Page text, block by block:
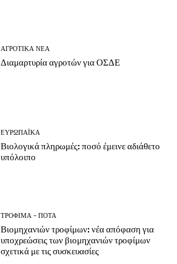
ΑΓΡΟΤΙΚΆ ΝΈΑ
Διαμαρτυρία αγροτών για ΟΣΔΕ
ΕΥΡΩΠΑΪΚΆ
Βιολογικά πληρωμές: ποσό έμεινε αδιάθετο
υπόλοιπο
ΤΡΌΦΙΜΑ - ΠΟΤΆ
Βιομηχανιών τροφίμων: νέα απόφαση για
υποχρεώσεις των βιομηχανιών τροφίμων
σχετικά με τις συσκευασίες